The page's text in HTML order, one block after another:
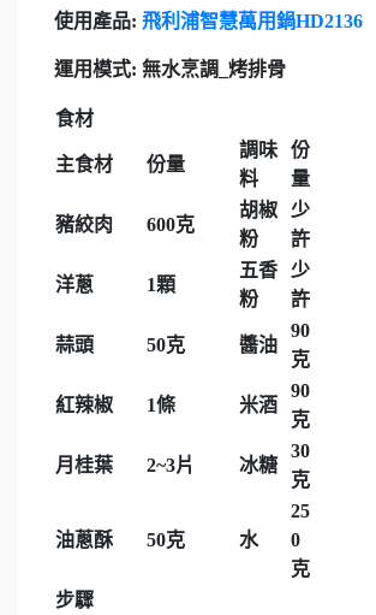
使用產品: 飛利浦智慧萬用鍋HD2136
運用模式: 無水烹調_烤排骨
食材
主食材 份量
調味
料
份
量
豬絞肉 600克
胡椒
粉
少
許
洋蔥 1顆
五香
粉
少
許
蒜頭 50克 醬油
90
克
紅辣椒 1條 米酒
90
克
月桂葉 2~3片 冰糖
30
克
油蔥酥 50克 水
25
0
克
步驟